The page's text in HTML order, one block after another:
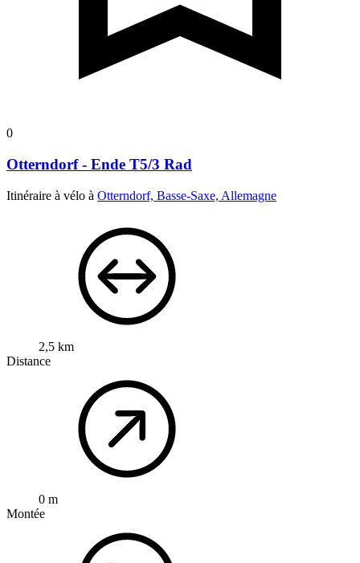
0
Otterndorf - Ende T5/3 Rad
Itinéraire à vélo à Otterndorf, Basse-Saxe, Allemagne
2,5 km
Distance
0 m
Montée